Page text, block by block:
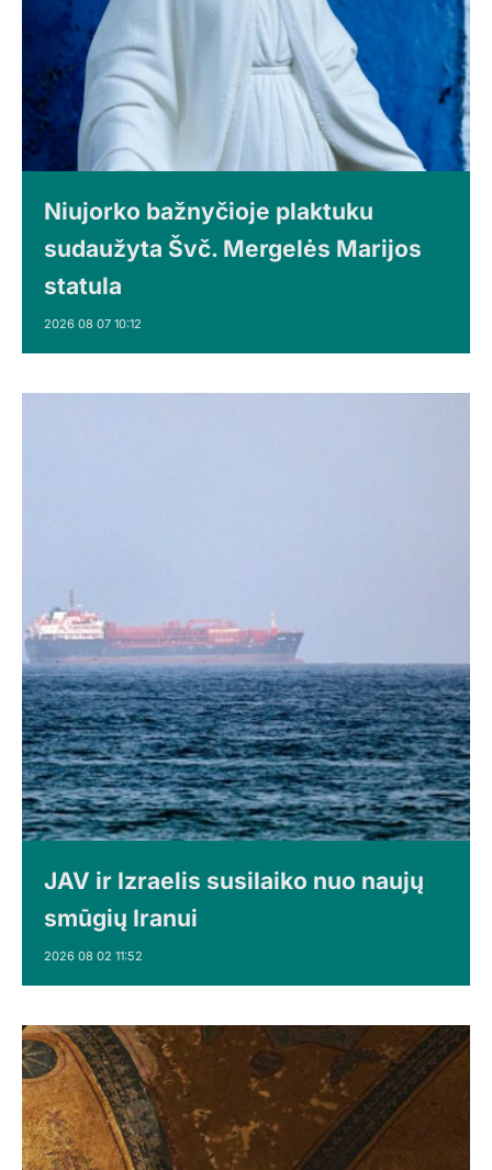
Niujorko bažnyčioje plaktuku
sudaužyta Švč. Mergelės Marijos
statula
2026 08 07 10:12
JAV ir Izraelis susilaiko nuo naujų
smūgių Iranui
2026 08 02 11:52